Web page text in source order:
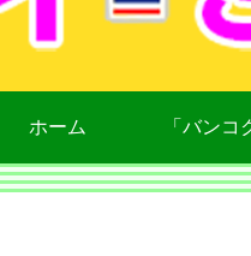
ホーム